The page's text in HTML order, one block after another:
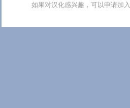
如果对汉化感兴趣，可以申请加入